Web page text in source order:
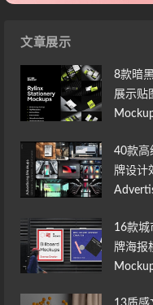
文章展示
8款暗
展示贴
40款高
牌设计
16款城
牌海报